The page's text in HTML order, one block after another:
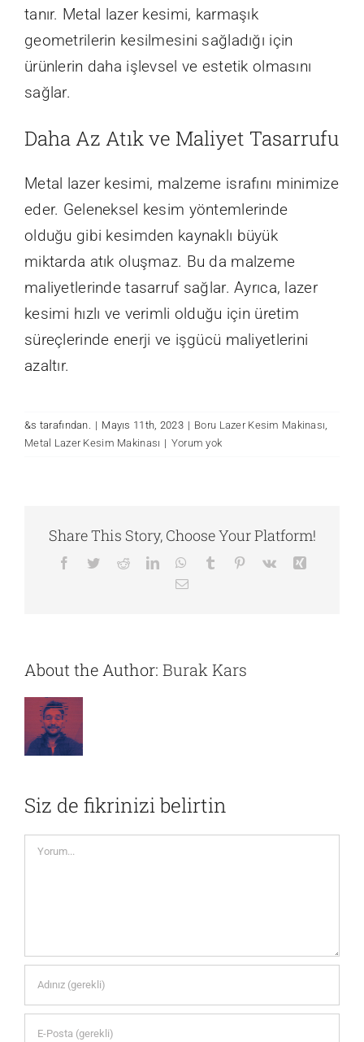
tanır. Metal lazer kesimi, karmaşık
geometrilerin kesilmesini sağladığı için
ürünlerin daha işlevsel ve estetik olmasını
sağlar.
Daha Az Atık ve Maliyet Tasarrufu
Metal lazer kesimi, malzeme israfını minimize
eder. Geleneksel kesim yöntemlerinde
olduğu gibi kesimden kaynaklı büyük
miktarda atık oluşmaz. Bu da malzeme
maliyetlerinde tasarruf sağlar. Ayrıca, lazer
kesimi hızlı ve verimli olduğu için üretim
süreçlerinde enerji ve işgücü maliyetlerini
azaltır.
&s tarafından. | Mayıs 11th, 2023 | Boru Lazer Kesim Makinası,
Metal Lazer Kesim Makinası | Yorum yok
Share This Story, Choose Your Platform!
Facebook
TwitterRedditLinkedInWhatsApp
Tumblr Pinterest
Vk
E-
About the Author: Burak Kars
Siz de fikrinizi belirtin
Yorum